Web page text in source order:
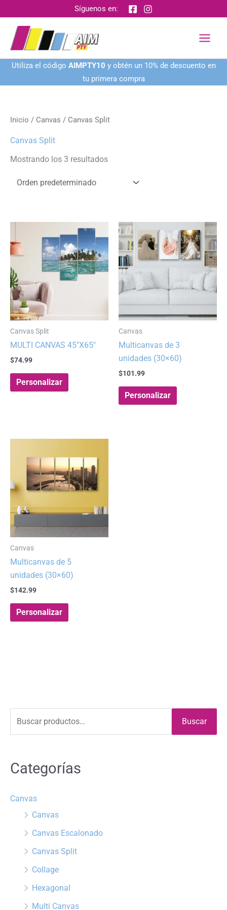
al
contenido
Síguenos en:
Utiliza el código AIMPTY10 y obtén un 10% de descuento en
tu primera compra
c
r
Buscar
Categorías
Canvas
Canvas
Canvas Escalonado
Canvas Split
Collage
Hexagonal
Multi Canvas
Inicio / Canvas / Canvas Split
Canvas Split
Mostrando los 3 resultados
Canvas Split
MULTI CANVAS 45″X65″
$74.99
Personalizar
Canvas
Multicanvas de 3
unidades (30×60)
$101.99
Personalizar
Canvas
Multicanvas de 5
unidades (30×60)
$142.99
Personalizar